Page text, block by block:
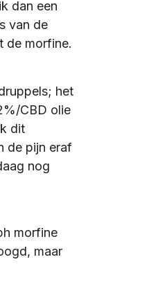
oxycodon
dan een
van de
de morfine.
het
CBD olie
dit
de pijn eraf
nog
morfine
maar